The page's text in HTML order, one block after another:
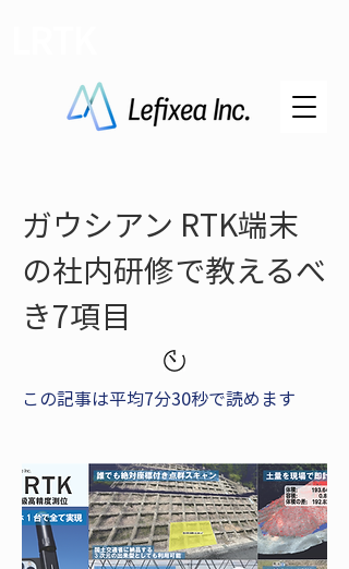
ガウシアン RTK端末
の社内研修で教えるべ
き7項目
この記事は平均7分30秒で読めます